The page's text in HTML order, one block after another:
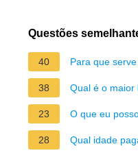
Questões
40 Para que
38 Qual é o maior
23 O que eu
28 Qual idade